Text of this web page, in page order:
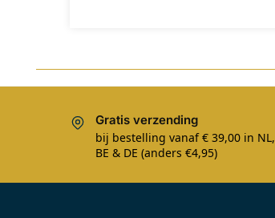
Gratis verzending
bij bestelling vanaf € 39,00 in NL,
BE & DE (anders €4,95)